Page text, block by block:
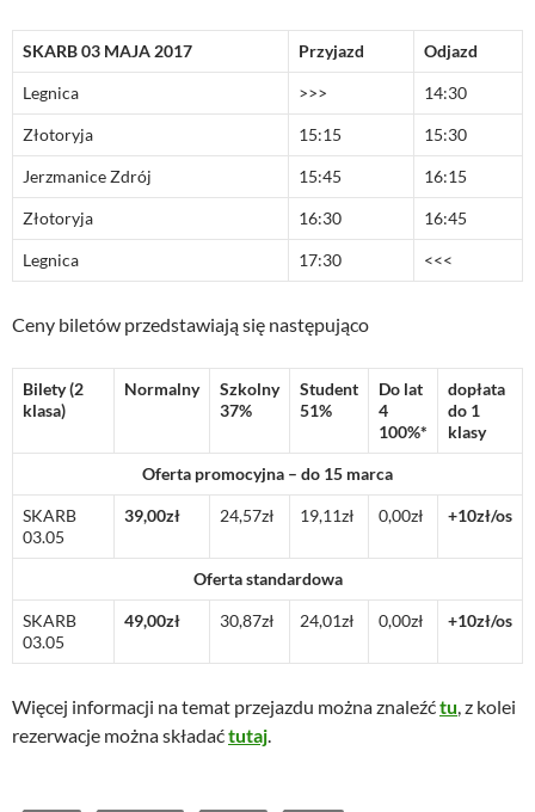
SKARB 03 MAJA 2017 Przyjazd Odjazd
Legnica >>> 14:30
Złotoryja 15:15 15:30
Jerzmanice Zdrój 15:45 16:15
Złotoryja 16:30 16:45
Legnica 17:30 <<<
Ceny biletów przedstawiają się następująco
Bilety (2
klasa)
Normalny
Szkolny
37%
Student
51%
Do lat
4
100%*
dopłata
do 1
klasy
Oferta promocyjna – do 15 marca
SKARB
03.05
39,00zł 24,57zł 19,11zł 0,00zł +10zł/os
Oferta standardowa
SKARB
03.05
49,00zł 30,87zł 24,01zł 0,00zł +10zł/os
Więcej informacji na temat przejazdu można znaleźćtu, z kolei
rezerwacje można składaćtutaj.